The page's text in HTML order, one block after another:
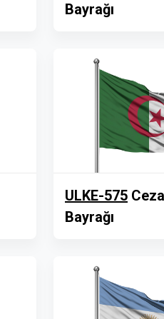
Bayrağı
ULKE-575
Bayrağı